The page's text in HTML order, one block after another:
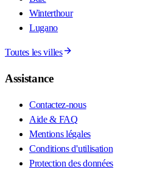
Winterthour
Lugano
Toutes les villes
Assistance
Contactez-nous
Aide & FAQ
Mentions légales
Conditions d'utilisation
Protection des données